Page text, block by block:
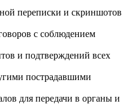
переписки и скриншотов
с соблюдением
и подтверждений всех
пострадавшими
для передачи в органы и